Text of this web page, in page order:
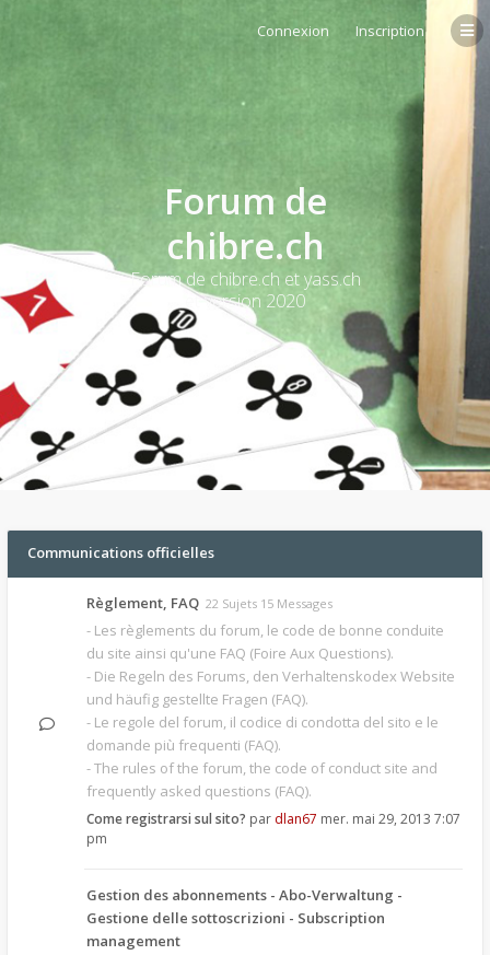
Connexion Inscription
Forum de
chibre.ch
Forum de chibre.ch et yass.ch
et version 2020
Communications officielles
Règlement, FAQ 22 Sujets 15 Messages
- Les règlements du forum, le code de bonne conduite
du site ainsi qu'une FAQ (Foire Aux Questions).
- Die Regeln des Forums, den Verhaltenskodex Website
und häufig gestellte Fragen (FAQ).
- Le regole del forum, il codice di condotta del sito e le
domande più frequenti (FAQ).
- The rules of the forum, the code of conduct site and
frequently asked questions (FAQ).
Come registrarsi sul sito? par dlan67 mer. mai 29, 2013 7:07
pm
Gestion des abonnements - Abo-Verwaltung -
Gestione delle sottoscrizioni - Subscription
management